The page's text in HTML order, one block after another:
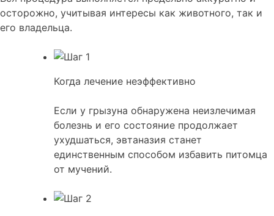
осторожно, учитывая интересы как животного, так и
его владельца.
Когда лечение неэффективно
Если у грызуна обнаружена неизлечимая
болезнь и его состояние продолжает
ухудшаться, эвтаназия станет
единственным способом избавить питомца
от мучений.